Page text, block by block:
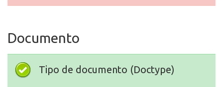
Documento
Tipo de documento (Doctype)